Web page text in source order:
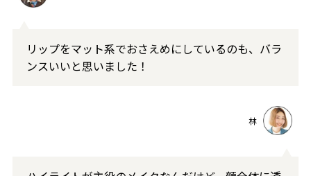
リップをマット系でおさえめにしているのも、バラ
ンスいいと思いました！
林